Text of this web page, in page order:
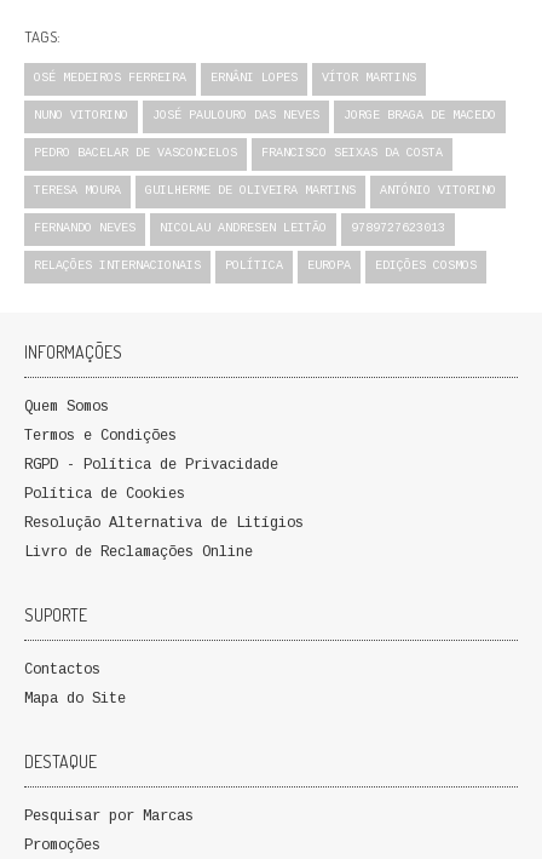
TAGS:
OSÉ MEDEIROS FERREIRA ERNÂNI LOPES VÍTOR MARTINS
NUNO VITORINO JOSÉ PAULOURO DAS NEVES JORGE BRAGA DE MACEDO
PEDRO BACELAR DE VASCONCELOS FRANCISCO SEIXAS DA COSTA
TERESA MOURA GUILHERME DE OLIVEIRA MARTINS ANTÓNIO VITORINO
FERNANDO NEVES NICOLAU ANDRESEN LEITÃO 9789727623013
RELAÇÕES INTERNACIONAIS POLÍTICA EUROPA EDIÇÕES COSMOS
INFORMAÇÕES
Quem Somos
Termos e Condições
RGPD - Política de Privacidade
Política de Cookies
Resolução Alternativa de Litígios
Livro de Reclamações Online
SUPORTE
Contactos
Mapa do Site
DESTAQUE
Pesquisar por Marcas
Promoções